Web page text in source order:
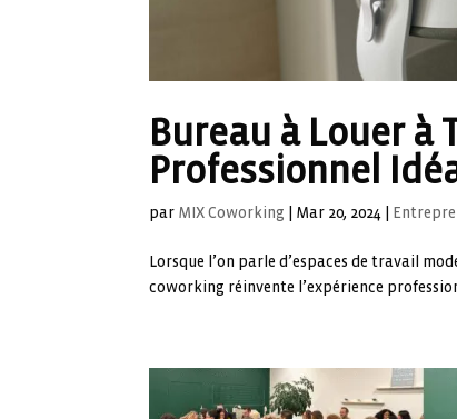
Bureau à Louer à
Professionnel
par MIX Coworking Mar 20, 2024
Lorsque l’on parle d’espaces de travail
coworking réinvente l’expérience